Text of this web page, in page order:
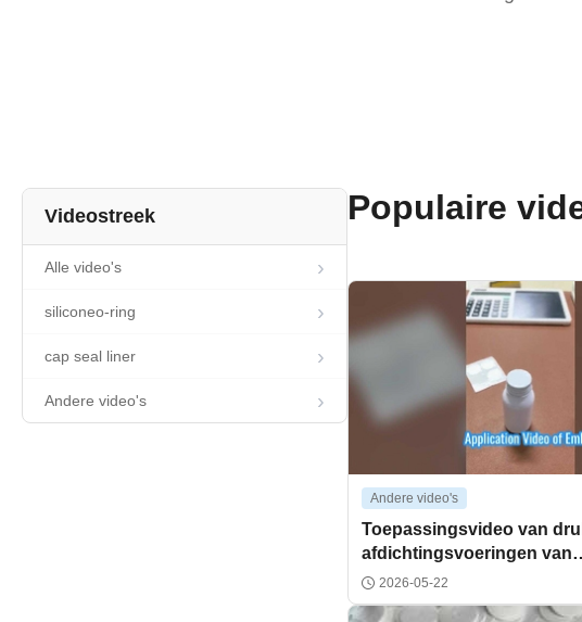
Videostreek
Alle video's
siliconeo-ring
cap seal liner
Andere video's
Populaire
Andere video's
Toepassingsvideo van
afdichtingsvoeringen van
aluminiumfolie met reliëf
2026-05-22